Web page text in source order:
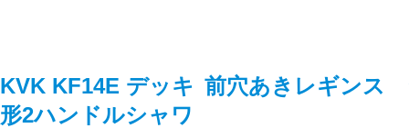
KVK KF14E デッキ
形2ハンドルシャワ
前穴あきレギンス